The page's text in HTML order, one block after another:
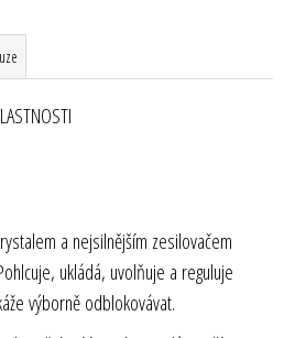
a nejsilnějším zesilovačem
ukládá, uvolňuje a reguluje
výborně odblokovávat.